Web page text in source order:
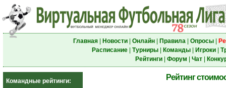
Главная| Новости| Онлайн| Правила| Опросы|
Расписание| Турниры| Команды| Игроки|
Рейтинги| Форум Чат|
Командные рейтинги:
Рейтинг